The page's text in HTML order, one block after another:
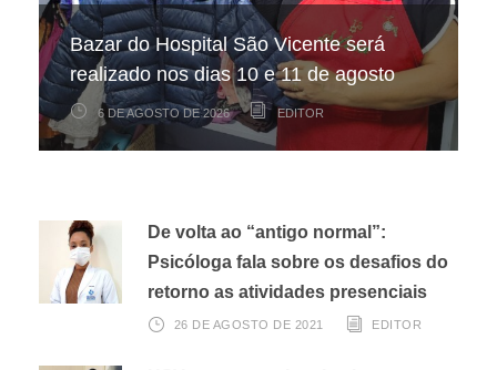
Bazar do Hospital São Vicente será
realizado nos dias 10 e 11 de agosto
6 DE AGOSTO DE 2026 EDITOR
Hospital São Vicente participa de
mapeamento nacional sobre câncer
infantojuvenil
6 DE AGOSTO DE 2026 EDITOR
Hospital São Vicente expande
arrecadação de cupons fiscais pela
Nota Fiscal Paulista
3 DE AGOSTO DE 2026 EDITOR
De volta ao “antigo normal”:
Psicóloga fala sobre os desafios do
retorno as atividades presenciais
26 DE AGOSTO DE 2021 EDITOR